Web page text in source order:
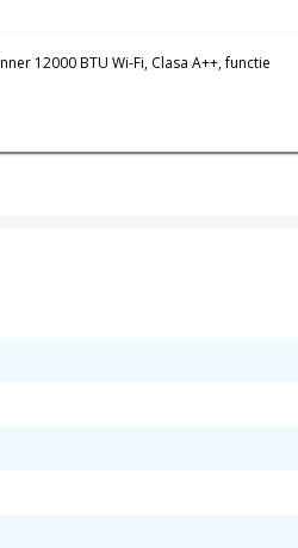
12000 BTU Wi-Fi, Clasa A++, functie